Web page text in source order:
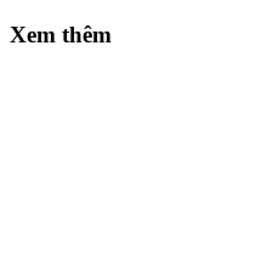
Xem thêm